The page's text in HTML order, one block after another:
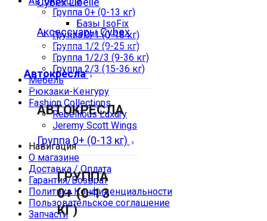
Группа 0+ (0-13 кг)
Базы IsoFix
Группа 0/1 (0-18 кг)
Группа 1/2 (9-25 кг)
Группа 1/2/3 (9-36 кг)
Группа 2/3 (15-36 кг)
Мебель
Рюкзаки-Кенгуру
Fashion Collections
Rebellious Luxury
Jeremy Scott Wings
Навигация
О магазине
Доставка / Оплата
Гарантия/Возврат
Политика Конфиденциальности
Пользовательское соглашение
Запчасти
Аксессуары Cybex
Автокресла
АВТОКРЕСЛА
Группа 0+ (0-13 кг)
ГРУППА
0+ (0-13
КГ)